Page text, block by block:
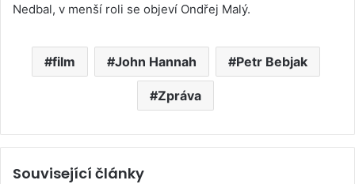
Nedbal, v menší roli se objeví Ondřej Malý.
film John Hannah Petr Bebjak
Zpráva
Související články